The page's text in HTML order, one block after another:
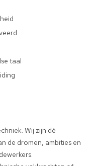
taal
Wij zijn dé
de dromen, ambities en